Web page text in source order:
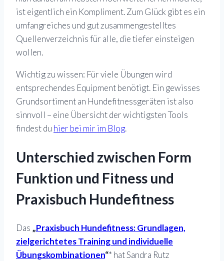
ist eigentlich ein Kompliment. Zum Glück gibt es ein
umfangreiches und gut zusammengestelltes
Quellenverzeichnis für alle, die tiefer einsteigen
wollen.
Wichtig zu wissen: Für viele Übungen wird
entsprechendes Equipment benötigt. Ein gewisses
Grundsortiment an Hundefitnessgeräten ist also
sinnvoll – eine Übersicht der wichtigsten Tools
findest du hier bei mir im Blog.
Unterschied zwischen Form
Funktion und Fitness und
Praxisbuch Hundefitness
Das „Praxisbuch Hundefitness: Grundlagen,
zielgerichtetes Training und individuelle
Übungskombinationen“* hat Sandra Rutz